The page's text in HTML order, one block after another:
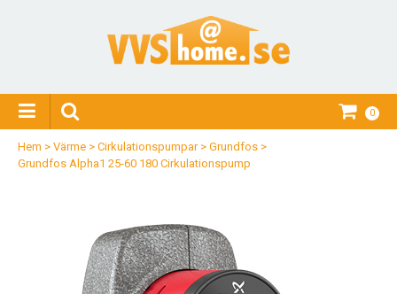
0
Hem > Värme > Cirkulationspumpar> Grundfos >
Grundfos Alpha1 25-60 180 Cirkulationspump